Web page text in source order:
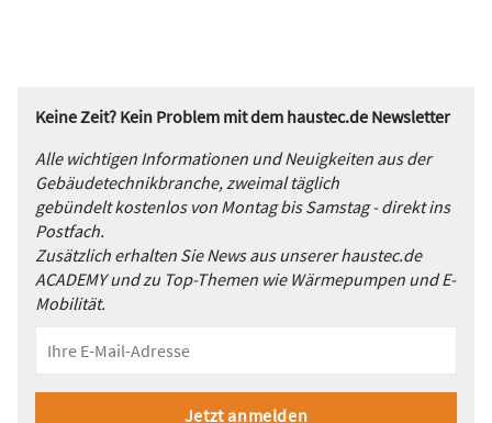
Keine Zeit? Kein Problem mit dem haustec.de Newsletter
Alle wichtigen Informationen und Neuigkeiten aus der
Gebäudetechnikbranche, zweimal täglich
gebündelt kostenlos von Montag bis Samstag - direkt ins
Postfach.
Zusätzlich erhalten Sie News aus unserer haustec.de
ACADEMY und zu Top-Themen wie Wärmepumpen und E-
Mobilität.